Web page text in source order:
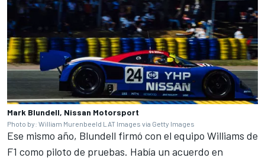
Mark Blundell, Nissan Motorsport
Photo by: William Murenbeeld LAT Images via Getty Images
Ese mismo año, Blundell firmó con el equipo Williams de
F1 como piloto de pruebas. Había un acuerdo en